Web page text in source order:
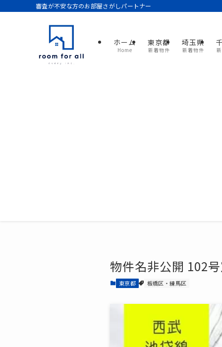
審査が不安な方のお部屋さがしパートナー
ホーム
Home
東京都
新着物件
埼玉県
新着物件
物件名非公開 102
東京都 板橋区・練馬区